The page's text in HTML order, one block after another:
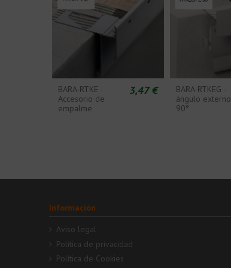
BARA-RTKE -
Accesorio de
empalme
3,47 €
BARA-RTKEG -
ángulo externo
90°
Información
Aviso legal
Política de privacidad
Política de Cookies